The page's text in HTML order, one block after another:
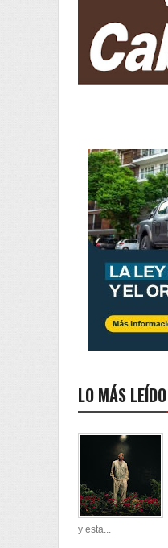
LO MÁS LEÍDO
y esta...